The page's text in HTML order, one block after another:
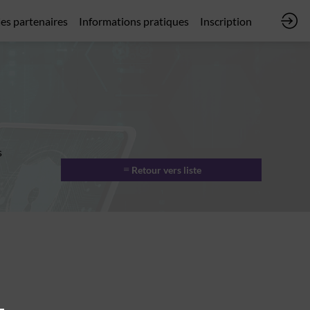
partenaires Informations pratiques Inscription
Retour vers liste